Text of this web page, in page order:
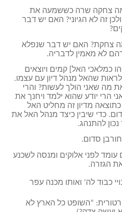
למה צחקה שרה כששמעה את
זה לא הגיוני? האם יש דבר
צחקת? האם יש דבר שנפלא
לא מאמין לדבריה.
כמלאכי האל] קמים ויוצאים
לראות שהאל מנהל דיון עם עצמו.
שאני הולך לעשות? והרי
הרי יודע שהוא ילמד ויחנך את
מדיון זה מחליט האל
כדי שיבין כיצד מנהל האל את
להתנהג.
סדום.
לפני אלוקים ומנסה לשכנע
הגזרה.
כבוד לה’ ואותו מכנה עפר
“השופט כל הארץ לא